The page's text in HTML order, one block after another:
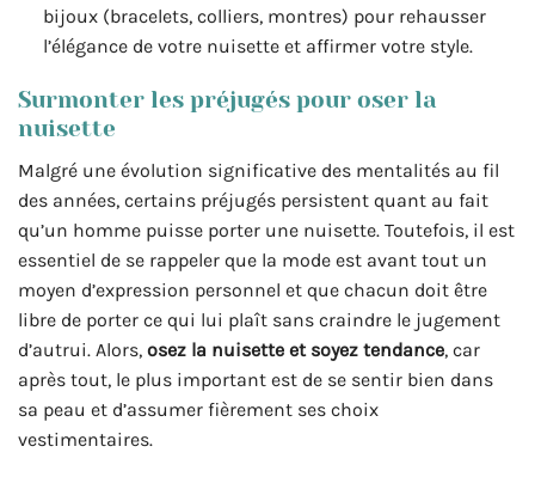
bijoux (bracelets, colliers, montres) pour rehausser
l’élégance de votre nuisette et affirmer votre style.
Surmonter les préjugés pour oser la
nuisette
Malgré une évolution significative des mentalités au fil
des années, certains préjugés persistent quant au fait
qu’un homme puisse porter une nuisette. Toutefois, il est
essentiel de se rappeler que la mode est avant tout un
moyen d’expression personnel et que chacun doit être
libre de porter ce qui lui plaît sans craindre le jugement
d’autrui. Alors, osez la nuisette et soyez tendance, car
après tout, le plus important est de se sentir bien dans
sa peau et d’assumer fièrement ses choix
vestimentaires.